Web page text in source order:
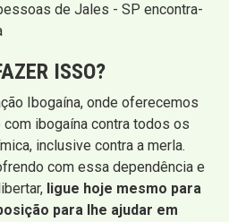
de Jales - SP encontra-
ISSO?
Ibogaína, onde oferecemos
com ibogaína contra todos os
inclusive contra a merla.
com essa dependência e
ligue hoje mesmo para
para lhe ajudar em